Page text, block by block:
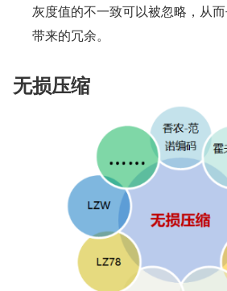
灰度值的不一致可以被忽略，从
带来的冗余。
无损压缩